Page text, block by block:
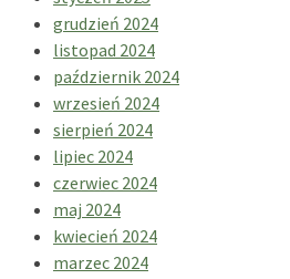
grudzień 2024
listopad 2024
październik 2024
wrzesień 2024
sierpień 2024
lipiec 2024
czerwiec 2024
maj 2024
kwiecień 2024
marzec 2024